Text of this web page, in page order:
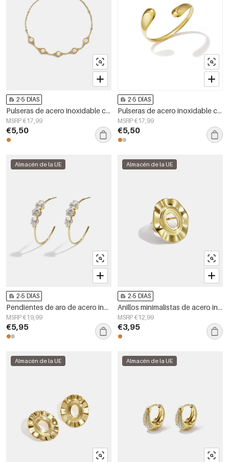
2-5 DÍAS
Pulseras de acero inoxidable con dijes de forma geométrica, sencillas, de la serie Daily Simple, joyería para mujer.
MSRP €17,99
€5,50
2-5 DÍAS
Pulseras de acero inoxidable con forma irregular, estilo sencillo para uso diario, serie Simple. Joyería para mujer.
MSRP €17,99
€5,50
Almacén de la UE
2-5 DÍAS
Pendientes de aro de acero inoxidable Circle Simple Daily Simple Series Joyería para mujer
MSRP €19,99
€5,95
Almacén de la UE
2-5 DÍAS
Anillos minimalistas de acero inoxidable con forma irregular, sencillos para uso diario, de la serie Simple. Joyería para mujer.
MSRP €12,99
€3,95
Almacén de la UE Almacén de la UE